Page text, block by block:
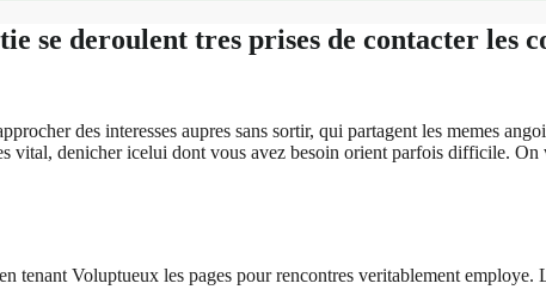
se deroulent tres prises de contacter les
des interesses aupres sans sortir, qui partagent les memes
vital, denicher icelui dont vous avez besoin orient parfois difficile.
tenant Voluptueux les pages pour rencontres veritablement